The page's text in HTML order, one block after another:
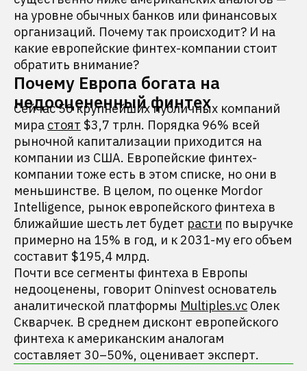
на уровне обычных банков или финансовых
организаций. Почему так происходит? И на
какие европейские финтех-компании стоит
обратить внимание?
Почему Европа богата на
недооцененный финтех
Сейчас 50 крупнейших публичных компаний
мира стоят $3,7 трлн. Порядка 96% всей
рыночной капитализации приходится на
компании из США. Европейские финтех-
компании тоже есть в этом списке, но они в
меньшинстве. В целом, по оценке Mordor
Intelligence, рынок европейского финтеха в
ближайшие шесть лет будет расти по выручке
примерно на 15% в год, и к 2031-му его объем
составит $195,4 млрд.
Почти все сегменты финтеха в Европы
недооценены, говорит Oninvest основатель
аналитической платформы Multiples.vc Олек
Скварчек. В среднем дисконт европейского
финтеха к американским аналогам
составляет 30–50%, оценивает эксперт.